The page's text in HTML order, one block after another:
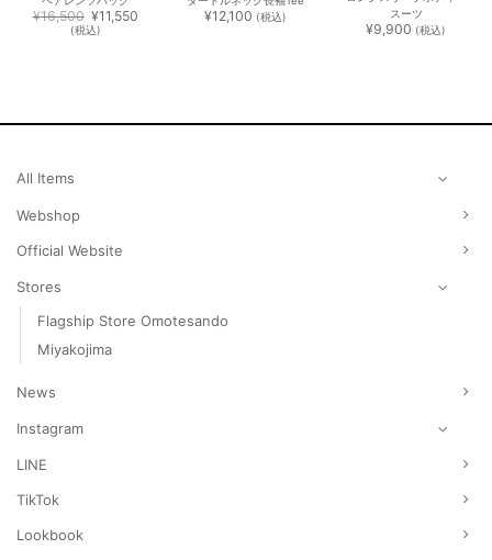
¥16,500 元
の
価
た。
¥11,550
す。
(税込)
¥12,100 (税込)
スーツ
¥9,900 (税込)
All Items
Webshop
Official Website
Stores
Flagship Store Omotesando
Miyakojima
News
Instagram
LINE
TikTok
Lookbook